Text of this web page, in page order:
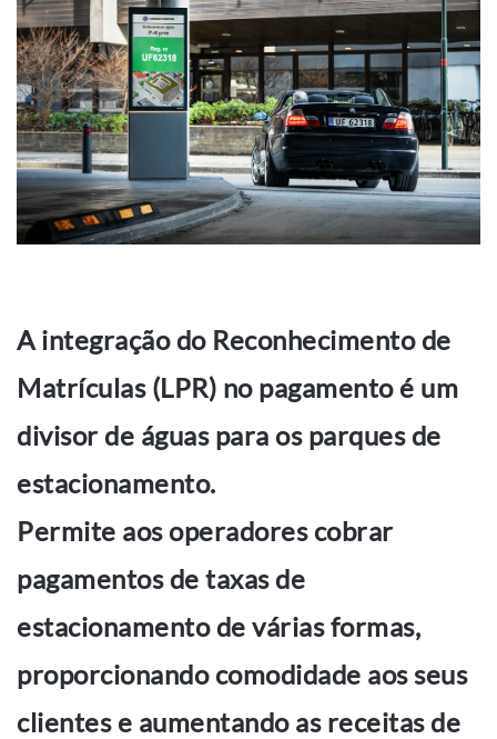
A integração do Reconhecimento de
Matrículas (LPR) no pagamento é um
divisor de águas para os parques de
estacionamento.
Permite aos operadores cobrar
pagamentos de taxas de
estacionamento de várias formas,
proporcionando comodidade aos seus
clientes e aumentando as receitas de